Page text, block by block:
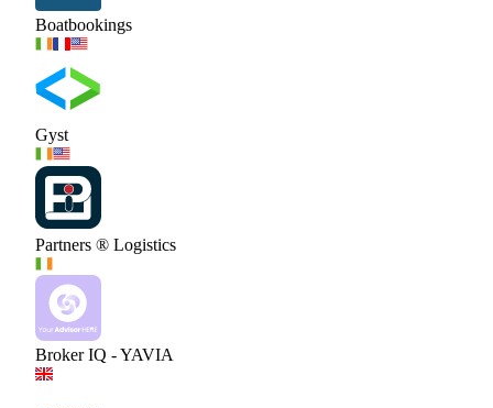
Boatbookings
Gyst
Partners ® Logistics
Broker IQ - YAVIA